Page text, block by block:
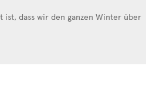
dass wir den ganzen Winter über